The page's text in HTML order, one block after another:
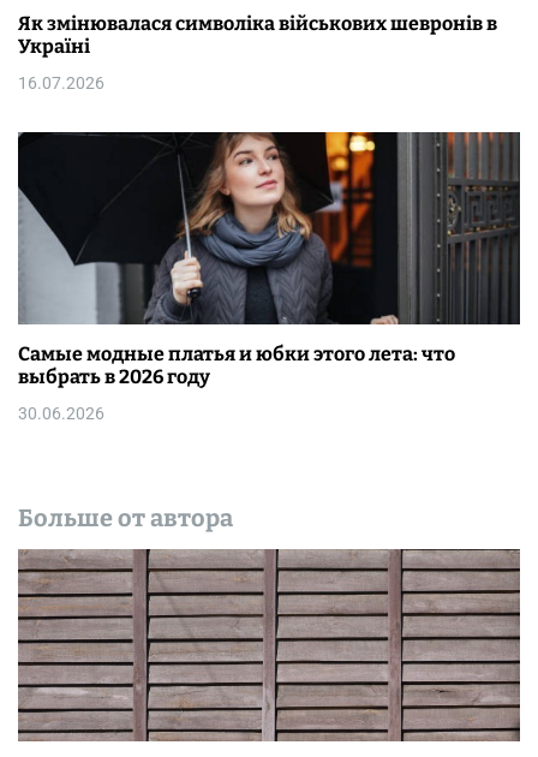
Як змінювалася символіка військових шевронів в
Україні
16.07.2026
Самые модные платья и юбки этого лета: что
выбрать в 2026 году
30.06.2026
Больше от автора